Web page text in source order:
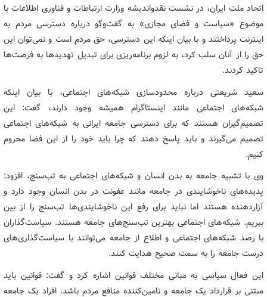
اتحاد ملت ایران، در نشست‌ نقدواندیشه وزارت ارتباطات و فناوری اطلاعات با
موضوع «سیاست‌ و فضای مجازی» به گفت‌وگو درباره دسترسی مردم به
اینترنت پرداختند و با بیان اینکه این دسترسی، حق مردم است و نمی‌توان این
حق را از آنان سلب کرد، به لزوم برنامه‌ریزی برای تبدیل تهدیدها به فرصت‌ها
تاکید کردند.
سعید شریعتی درباره محدودسازی شبکه‌های اجتماعی، با بیان اینکه
شبکه‌های اجتماعی مانند اینستاگرام همیشه وجود دارند، گفت: این
تصمیم‌گیران هستند که برای دسترسی جامعه ایرانی به شبکه‌های اجتماعی
تصمیم می‌گیرند و باید پاسخ دهند که چرا باید خود را از این فضا محروم
کنیم.
وی با تشبیه جامعه به بدن انسان و شبکه‌های اجتماعی به تب‌سنج، افزود:
پدیده‌های ناخوشایندی در جامعه مانند عفونت در بدن انسان وجود دارد و
آزاردهنده هستند اما نباید برای رفع این ناخوشایندی‌ها تب‌سنج را از بین
ببریم. شبکه‌های اجتماعی بهترین تب‌سنج‌های جامعه هستند. سیاست‌گذاران
با رصد شبکه‌های اجتماعی و اطلاع از جامعه می‌توانند با سیاست‌گذاری‌های
درست جامعه را به سمت صحیح هدایت کنند.
این فعال سیاسی به مبانی مختلف قوانین اشاره کرد و گفت: قوانین باید
مبتنی بر قرارداد یک جامعه و تامین‌کننده منافع مردم باشد. افراد یک جامعه